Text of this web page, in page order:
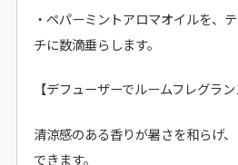
・ペパーミントアロマオイルを、
チに数滴垂らします。
【デフューザーでルームフレグラン
清涼感のある香りが暑さを和らげ
できます。